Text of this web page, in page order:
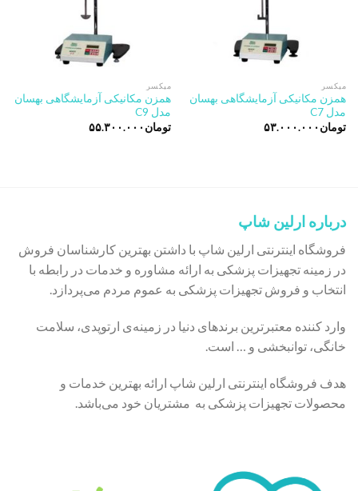
میکسر
همزن مکانیکی آزمایشگاهی بهسان
مدل C7
تومان ۵۳.۰۰۰.۰۰۰
میکسر
همزن مکانیکی آزمایشگاهی بهسان
مدل C9
تومان ۵۵.۳۰۰.۰۰۰
درباره ارلین شاپ
فروشگاه اینترنتی ارلین شاپ با داشتن بهترین کارشناسان فروش
در زمینه تجهیزات پزشکی به ارائه مشاوره و خدمات در رابطه با
انتخاب و فروش تجهیزات پزشکی به عموم مردم می‌پردازد.
وارد کننده معتبرترین برندهای دنیا در زمینه‌ی ارتوپدی، سلامت
خانگی، توانبخشی و … است.
هدف فروشگاه اینترنتی ارلین شاپ ارائه بهترین خدمات و
محصولات تجهیزات پزشکی به مشتریان خود می‌باشد.